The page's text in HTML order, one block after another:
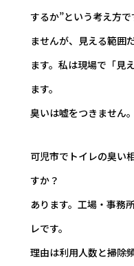
するか”という考え方
ませんが、見える範囲
ます。私は現場で「見
ます。
臭いは嘘をつきません
可児市でトイレの臭い
すか？
あります。工場・事務
レです。
理由は利用人数と掃除